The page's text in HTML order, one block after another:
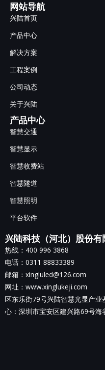
网站导航
兴陆首页
产品中心
解决方案
工程案例
公司动态
关于兴陆
产品中心
智慧交通
智慧显示
智慧收费站
智慧隧道
智慧照明
平台软件
兴陆科技（河北）股份有
热线：400 996 3868
电话：0311 88833389
邮箱：xingluled@126.com
网址：
区东乐街79号兴陆
心：深圳市宝安区建兴路69号